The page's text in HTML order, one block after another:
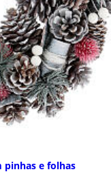
pinhas e folhas